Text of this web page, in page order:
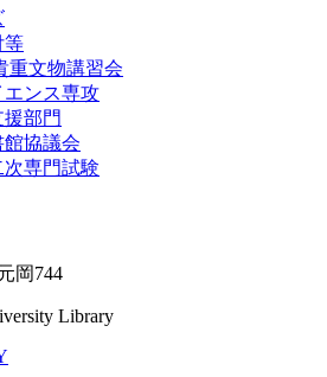
等
重文物講習会
ンス専攻
部門
協議会
専門試験
岡744
Library